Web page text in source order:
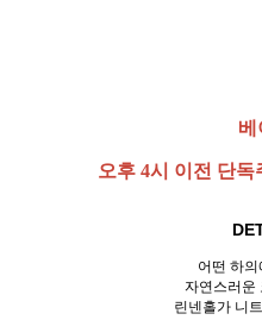
베
오후 4시 이전 단
어떤 하
자연스러운
린넨홀가 니